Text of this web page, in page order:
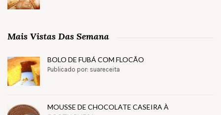
Mais Vistas Das Semana
BOLO DE FUBÁ COM FLOCÃO
Publicado por: suareceita
MOUSSE DE CHOCOLATE CASEIRA À